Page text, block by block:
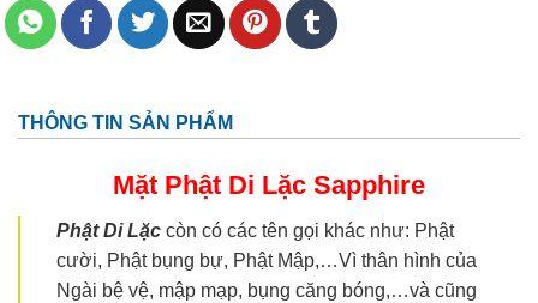
THÔNG TIN SẢN PHẨM
Mặt Phật Di Lặc Sapphire
Phật Di Lặc còn có các tên gọi khác như: Phật
cười, Phật bụng bự, Phật Mập,…Vì thân hình của
Ngài bệ vệ, mập mạp, bụng căng bóng,…và cũng